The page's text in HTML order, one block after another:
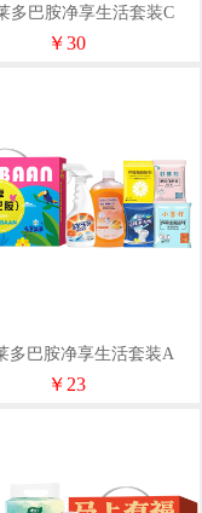
多巴胺净享生活套装C
￥30
多巴胺净享生活套装A
￥23